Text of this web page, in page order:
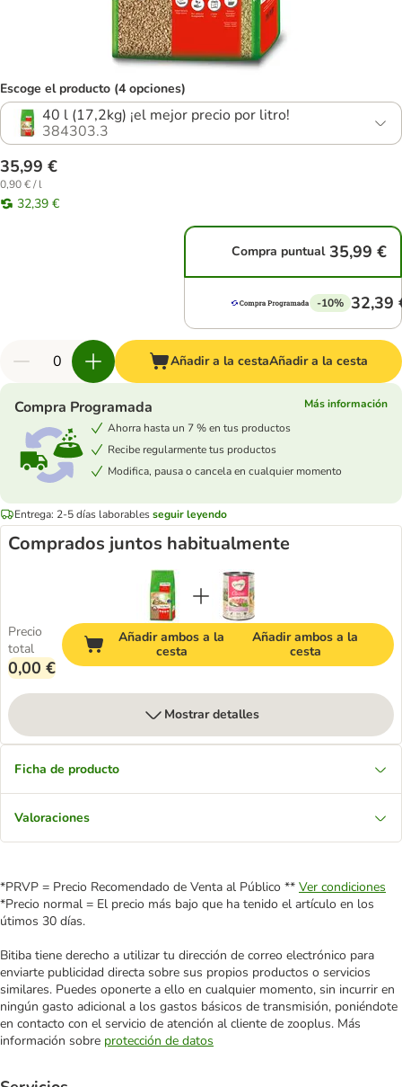
Escoge el producto (4 opciones)
40 l (17,2kg) ¡el mejor precio por litro!
384303.3
35,99 €
0,90 € / l
32,39 €
Compra puntual 35,99 €
-10% 32,39
Añadir a la cestaAñadir a la cesta
Compra Programada
Más información
Ahorra hasta un 7 % en tus productos
Recibe regularmente tus productos
Modifica, pausa o cancela en cualquier momento
Entrega: 2-5 días laborablesseguir leyendo
Comprados juntos habitualmente
Precio
total
0,00 €
Añadir ambos a la
cesta
Añadir ambos a la
cesta
Mostrar detalles
Ficha de producto
Valoraciones
*PRVP = Precio Recomendado de Venta al Público ** Ver condiciones
*Precio normal = El precio más bajo que ha tenido el artículo en los
útimos 30 días.
Bitiba tiene derecho a utilizar tu dirección de correo electrónico para
enviarte publicidad directa sobre sus propios productos o servicios
similares. Puedes oponerte a ello en cualquier momento, sin incurrir en
ningún gasto adicional a los gastos básicos de transmisión, poniéndote
en contacto con el servicio de atención al cliente de zooplus. Más
información sobre protección de datos